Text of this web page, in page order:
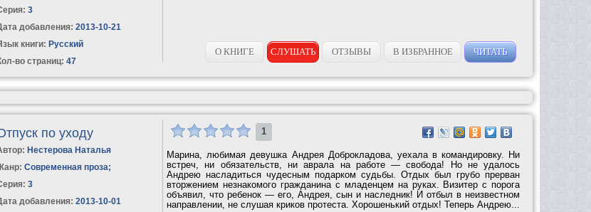
3
добавления: 2013-10-21
книги: Русский
во страниц: 47
О КНИГЕ СЛУШАТЬ ОТЗЫВЫ В ИЗБРАННОЕ ЧИТАТЬ
по уходу
Нестерова Наталья
Современная проза;
3
добавления: 2013-10-01
1
Марина, любимая девушка Андрея Доброкладова, уехала в командировку. Ни
встреч, ни обязательств, ни аврала на работе — свобода! Но не удалось
Андрею насладиться чудесным подарком судьбы. Отдых был грубо прерван
вторжением незнакомого гражданина с младенцем на руках. Визитер с порога
объявил, что ребенок — его, Андрея, сын и наследник! И отбыл в неизвестном
направлении, не слушая криков протеста. Хорошенький отдых! Теперь Андрею...